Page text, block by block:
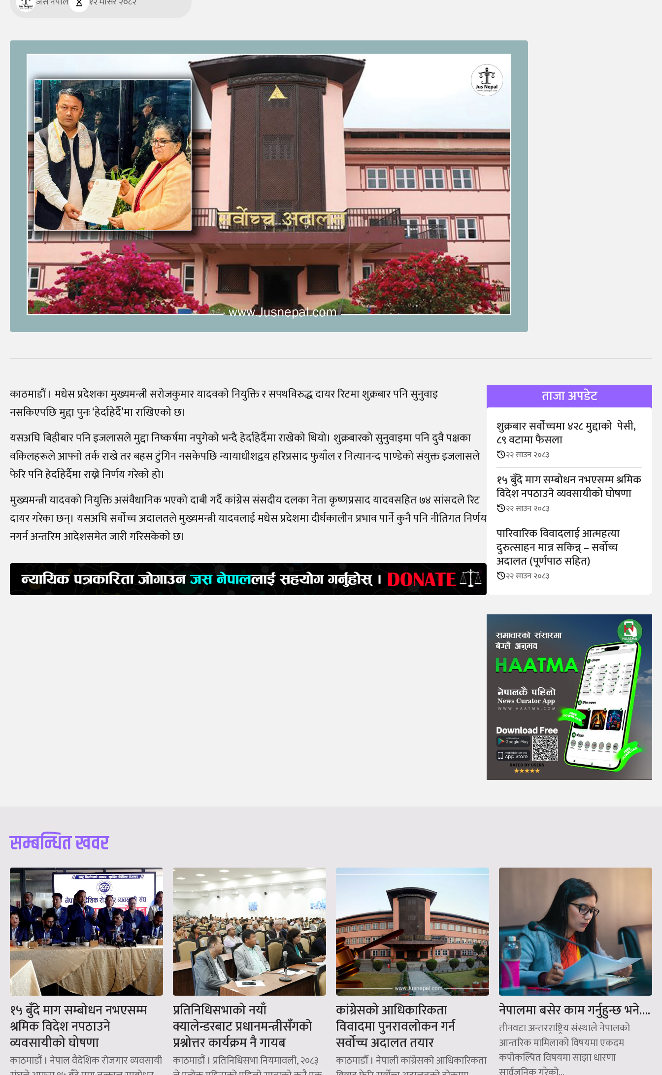
काठमाडौं । मधेस प्रदेशका मुख्यमन्त्री सरोजकुमार यादवको नियुक्ति र सपथविरुद्ध दायर रिटमा शुक्रबार पनि सुनुवाइ
नसकिएपछि मुद्दा पुनः ‘हेर्दाहेर्दै’मा राखिएको छ।
यसअघि बिहीबार पनि इजलासले मुद्दा निष्कर्षमा नपुगेको भन्दै हेर्दाहेर्दैमा राखेको थियो। शुक्रबारको सुनुवाइमा पनि दुवै पक्षका
वकिलहरूले आफ्नो तर्क राखे तर बहस टुंगिन नसकेपछि न्यायाधीशद्वय हरिप्रसाद फुयाँल र नित्यानन्द पाण्डेको संयुक्त इजलासले
फेरि पनि हेर्दाहेर्दैमा राख्ने निर्णय गरेको हो।
मुख्यमन्त्री यादवको नियुक्ति असंवैधानिक भएको दाबी गर्दै कांग्रेस संसदीय दलका नेता कृष्णप्रसाद यादवसहित ७४ सांसदले रिट
दायर गरेका छन्। यसअघि सर्वोच्च अदालतले मुख्यमन्त्री यादवलाई मधेस प्रदेशमा दीर्घकालीन प्रभाव पार्ने कुनै पनि नीतिगत निर्णय
नगर्न अन्तरिम आदेशसमेत जारी गरिसकेको छ।
ताजा अपडेट
शुक्रबार सर्वोच्चमा ४२८ मुद्दाको पेसी,
८९ वटामा फैसला
२२ साउन २०८३
१५ बुँदे माग सम्बोधन नभएसम्म श्रमिक
विदेश नपठाउने व्यवसायीको घोषणा
२२ साउन २०८३
पारिवारिक विवादलाई आत्महत्या
दुरुत्साहन मान्न सकिन्न् – सर्वोच्च
अदालत (पूर्णपाठ सहित)
२२ साउन २०८३
सम्बन्धित खवर
१५ बुँदे माग सम्बोधन नभएसम्म
श्रमिक विदेश नपठाउने
व्यवसायीको घोषणा
काठमाडौं । नेपाल वैदेशिक रोजगार व्यवसायी
प्रतिनिधिसभाको नयाँ
क्यालेन्डरबाट प्रधानमन्त्रीसँगको
प्रश्नोत्तर कार्यक्रम नै गायब
काठमाडौं । प्रतिनिधिसभा नियमावली, २०८३
कांग्रेसको आधिकारिकता
विवादमा पुनरावलोकन गर्न
सर्वोच्च अदालत तयार
काठमाडौँ । नेपाली कांग्रेसको आधिकारिकता
नेपालमा बसेर काम गर्नुहुन्छ भने….
तीनवटा अन्तरराष्ट्रिय संस्थाले नेपालको
आन्तरिक मामिलाको विषयमा एकदम
कपोकल्पित विषयमा साझा धारणा